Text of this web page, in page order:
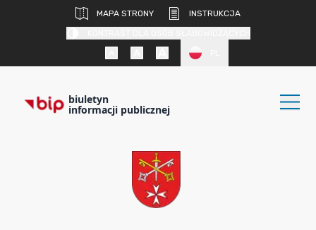
MAPA STRONY
INSTRUKCJA
biuletyn
informacji publicznej